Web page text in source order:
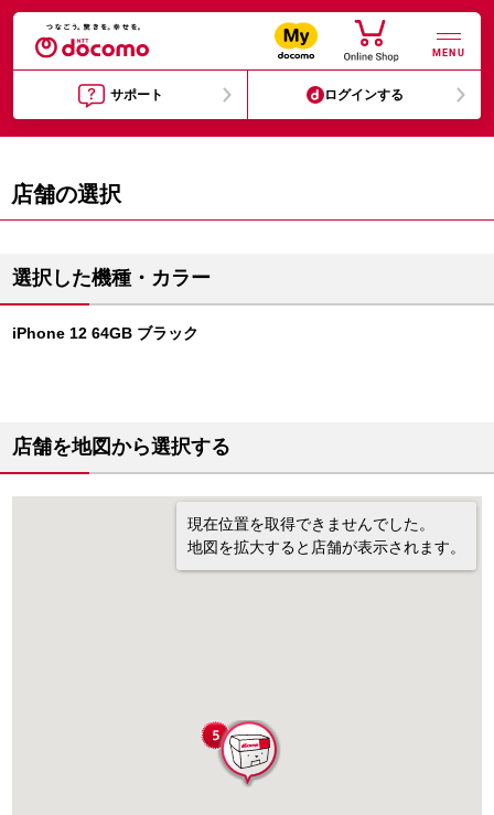
MENU
サポート ログインする
店舗の選択
選択した機種・カラー
iPhone 12 64GB ブラック
店舗を地図から選択する
現在位置を取得できませんでした。
地図を拡大すると店舗が表示されます。